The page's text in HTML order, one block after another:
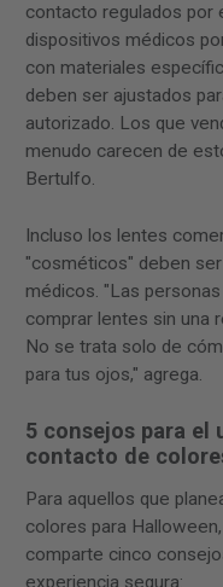
contacto regulados por
dispositivos médicos
con materiales
deben ser ajustados
autorizado. Los que
menudo carecen de
Bertulfo.
Incluso los lentes
"cosméticos" deben
médicos. "Las
comprar lentes sin una
No se trata solo de
para tus ojos," agrega.
5 consejos para el
contacto de
Para aquellos que
colores para
comparte cinco
experiencia segura: